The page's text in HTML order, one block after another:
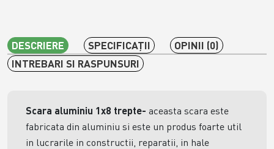
DESCRIERE SPECIFICAŢII
OPINII (0)
INTREBARI SI RASPUNSURI
Scara aluminiu 1x8 trepte- aceasta scara este
fabricata din aluminiu si este un produs foarte util
in lucrarile in constructii, reparatii, in hale